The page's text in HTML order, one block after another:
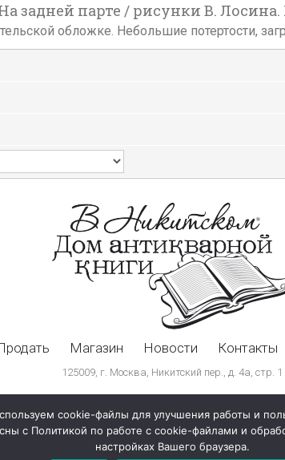
задней парте / рисунки В. Лосина.
обложке. Небольшие потертости,
Магазин Новости Контакты
125009, г. Москва, Никитский пер., д. 4а, стр. 1
cookie-файлы для улучшения работы и
с Политикой по работе с cookie-файлами и
настройках Вашего браузера.